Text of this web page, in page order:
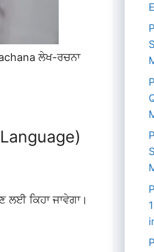
ਲੇਖ-ਰਚਨਾ
ਲਈ ਕਿਹਾ ਜਾਵੇਗਾ।